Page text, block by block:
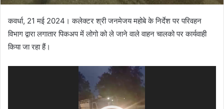
कवर्धा, 21 मई 2024। कलेक्टर श्री जनमेजय महोबे के निर्देश पर परिवहन
विभाग द्वारा लगातार पिकअप में लोगो को ले जाने वाले वाहन चालको पर कार्यवाही
किया जा रहा हैं।